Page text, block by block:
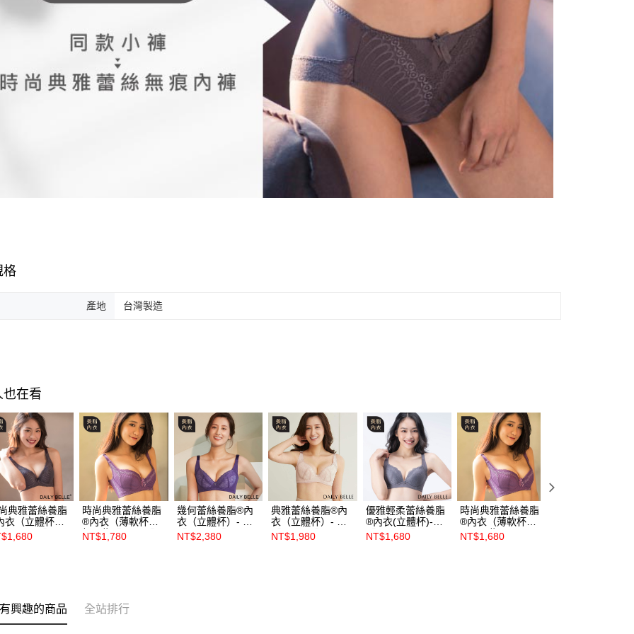
格
產地 台灣製造
也在看
典雅蕾絲養脂
衣（立體杯）-
R86101】
時尚典雅蕾絲養脂
®內衣（薄軟杯）E
杯 - 紫【R8610】
NT$1,780
幾何蕾絲養脂®內
衣（立體杯）- 紫
【R86221】
NT$2,380
典雅蕾絲養脂®內
衣（立體杯）- 膚
【R86111】
NT$1,980
優雅輕柔蕾絲養脂
®內衣(立體杯)-
【R86191】
NT$1,680
時尚典雅蕾絲養脂
®內衣（薄軟杯）
B~D - 紫
【R8610】
NT$1,680
興趣的商品 全站排行